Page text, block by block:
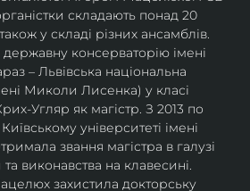
складають понад 20
у складі різних ансамблів.
державну консерваторію імені
– Львівська національна
Миколи Лисенка) у класі
Угляр як магістр. З 2013 по
університеті імені
звання магістра в галузі
виконавства на клавесині.
захистила докторську